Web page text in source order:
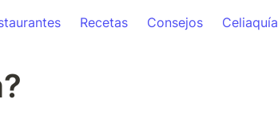
Recetas Consejos Celiaquía